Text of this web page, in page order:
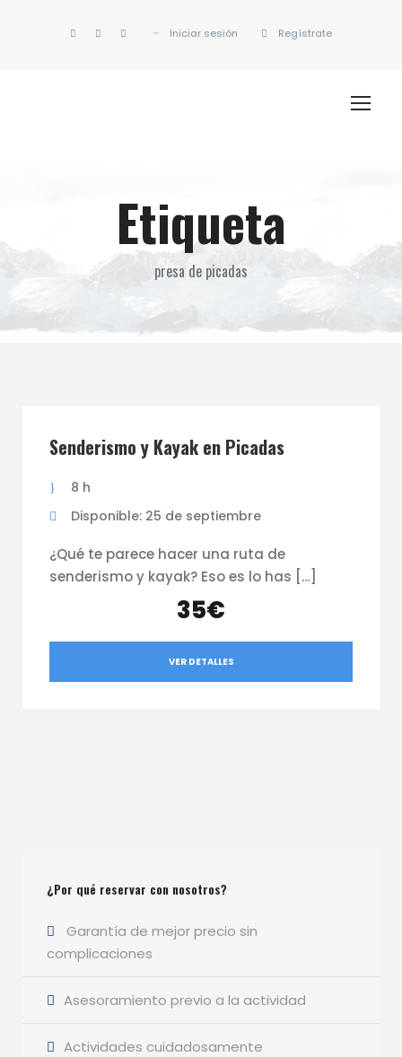
Iniciar sesión Regístrate
Etiqueta
presa de picadas
Senderismo y Kayak en Picadas
8 h
Disponible: 25 de septiembre
¿Qué te parece hacer una ruta de
senderismo y kayak? Eso es lo has […]
35€
VER DETALLES
¿Por qué reservar con nosotros?
Garantía de mejor precio sin
complicaciones
Asesoramiento previo a la actividad
Actividades cuidadosamente